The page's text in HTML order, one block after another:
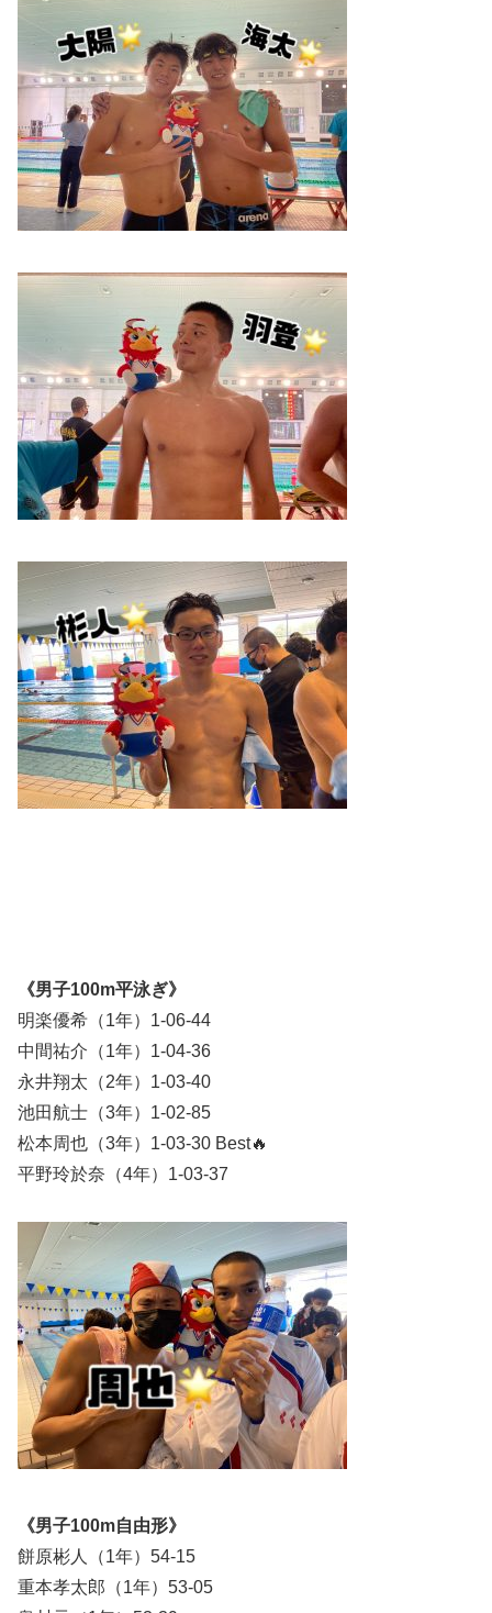
《男子100m平泳ぎ》
明楽優希（1年）1-06-44
中間祐介（1年）1-04-36
永井翔太（2年）1-03-40
池田航士（3年）1-02-85
松本周也（3年）1-03-30 Best🔥
平野玲於奈（4年）1-03-37
《男子100m自由形》
餅原彬人（1年）54-15
重本孝太郎（1年）53-05